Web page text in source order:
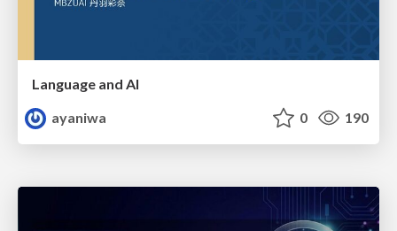
Language and AI
ayaniwa
0 190